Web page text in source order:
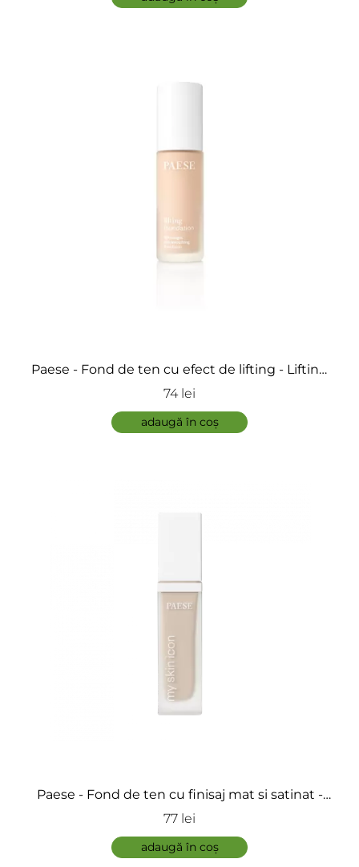
Paese - Fond de ten cu efect de lifting - Lifting
Foundation
74 lei
adaugă în coș
Paese - Fond de ten cu finisaj mat si satinat -
Matifying Foundation My Skin Icon
77 lei
adaugă în coș